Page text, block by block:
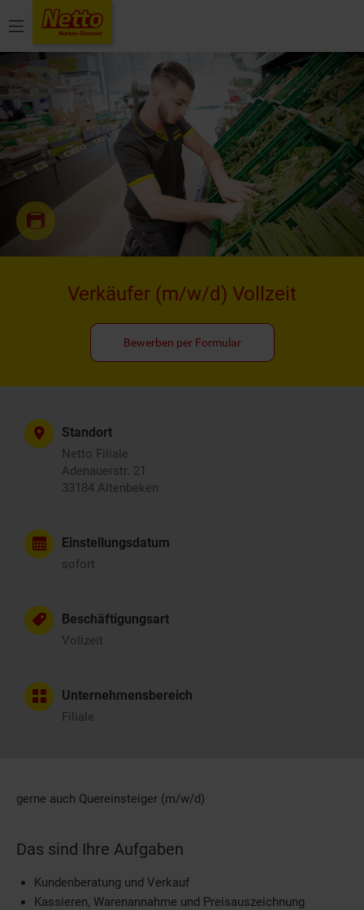
Menü
Verkäufer (m/w/d) Vollzeit
Bewerben per Formular
Standort
Netto Filiale
Adenauerstr. 21
33184 Altenbeken
Einstellungsdatum
sofort
Beschäftigungsart
Vollzeit
Unternehmensbereich
Filiale
gerne auch Quereinsteiger (m/w/d)
Das sind Ihre Aufgaben
Kundenberatung und Verkauf
Kassieren, Warenannahme und Preisauszeichnung